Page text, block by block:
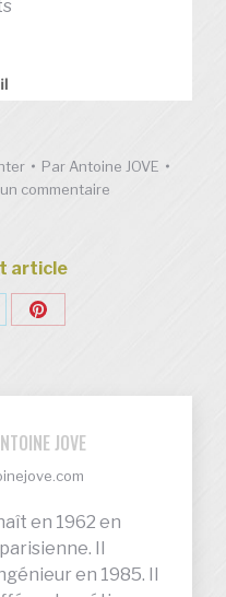
Par Antoine JOVE
commentaire
article
Partager
JOVE
en 1962 en
Il
en 1985. Il